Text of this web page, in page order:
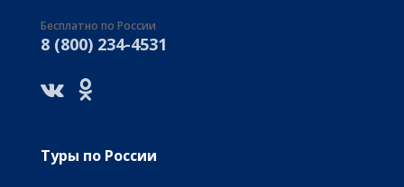
Бесплатно по России
8 (800) 234-4531
Туры по России